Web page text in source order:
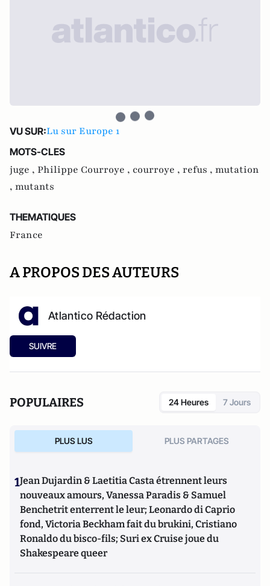
VU SUR:Lu sur Europe 1
MOTS-CLES
juge , Philippe Courroye , courroye , refus , mutation
, mutants
THEMATIQUES
France
A PROPOS DES AUTEURS
Atlantico Rédaction
SUIVRE
POPULAIRES 24 Heures 7 Jours
PLUS LUS PLUS PARTAGES
1Jean Dujardin & Laetitia Casta étrennent leurs
nouveaux amours, Vanessa Paradis & Samuel
Benchetrit enterrent le leur; Leonardo di Caprio
fond, Victoria Beckham fait du brukini, Cristiano
Ronaldo du bisco-fils; Suri ex Cruise joue du
Shakespeare queer